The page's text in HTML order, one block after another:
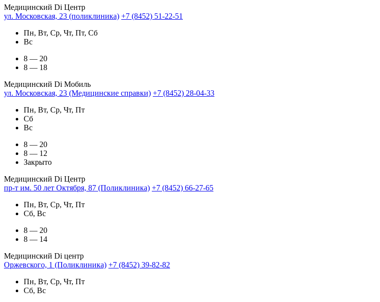
Медицинский Di Центр
ул. Московская, 23 (поликлиника) +7 (8452) 51-22-51
Пн, Вт, Ср, Чт, Пт, Сб
Вс
8 — 20
8 — 18
Медицинский Di Мобиль
ул. Московская, 23 (Медицинские справки) +7 (8452) 28-04-33
Пн, Вт, Ср, Чт, Пт
Сб
Вс
8 — 20
8 — 12
Закрыто
Медицинский Di Центр
пр-т им. 50 лет Октября, 87 (Поликлиника) +7 (8452) 66-27-65
Пн, Вт, Ср, Чт, Пт
Сб, Вс
8 — 20
8 — 14
Медицинский Di центр
Оржевского, 1 (Поликлиника) +7 (8452) 39-82-82
Пн, Вт, Ср, Чт, Пт
Сб, Вс